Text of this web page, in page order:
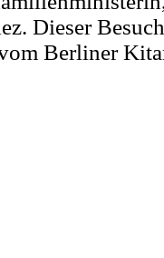
Dieser
Berliner